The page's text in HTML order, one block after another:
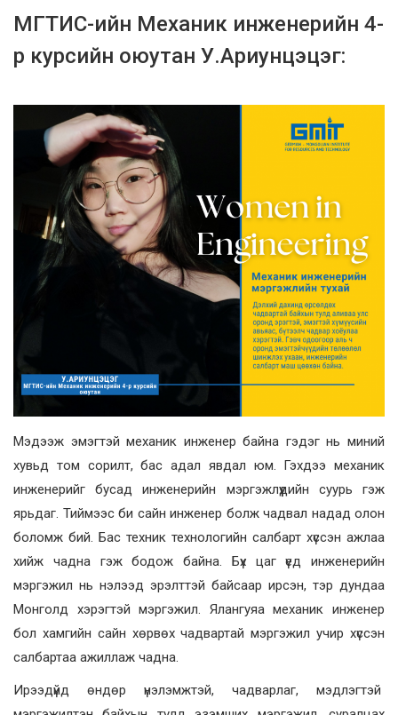
МГТИС-ийн Механик инженерийн 4-
р курсийн оюутан У.Ариунцэцэг:
Мэдээж эмэгтэй механик инженер байна гэдэг нь миний
хувьд том сорилт, бас адал явдал юм. Гэхдээ механик
инженерийг бусад инженерийн мэргэжлүүдийн суурь гэж
ярьдаг. Тиймээс би сайн инженер болж чадвал надад олон
боломж бий. Бас техник технологийн салбарт хүссэн ажлаа
хийж чадна гэж бодож байна. Бүх цаг үед инженерийн
мэргэжил нь нэлээд эрэлттэй байсаар ирсэн, тэр дундаа
Монголд хэрэгтэй мэргэжил. Ялангуяа механик инженер
бол хамгийн сайн хөрвөх чадвартай мэргэжил учир хүссэн
салбартаа ажиллаж чадна.
Ирээдүйд өндөр үнэлэмжтэй, чадварлаг, мэдлэгтэй